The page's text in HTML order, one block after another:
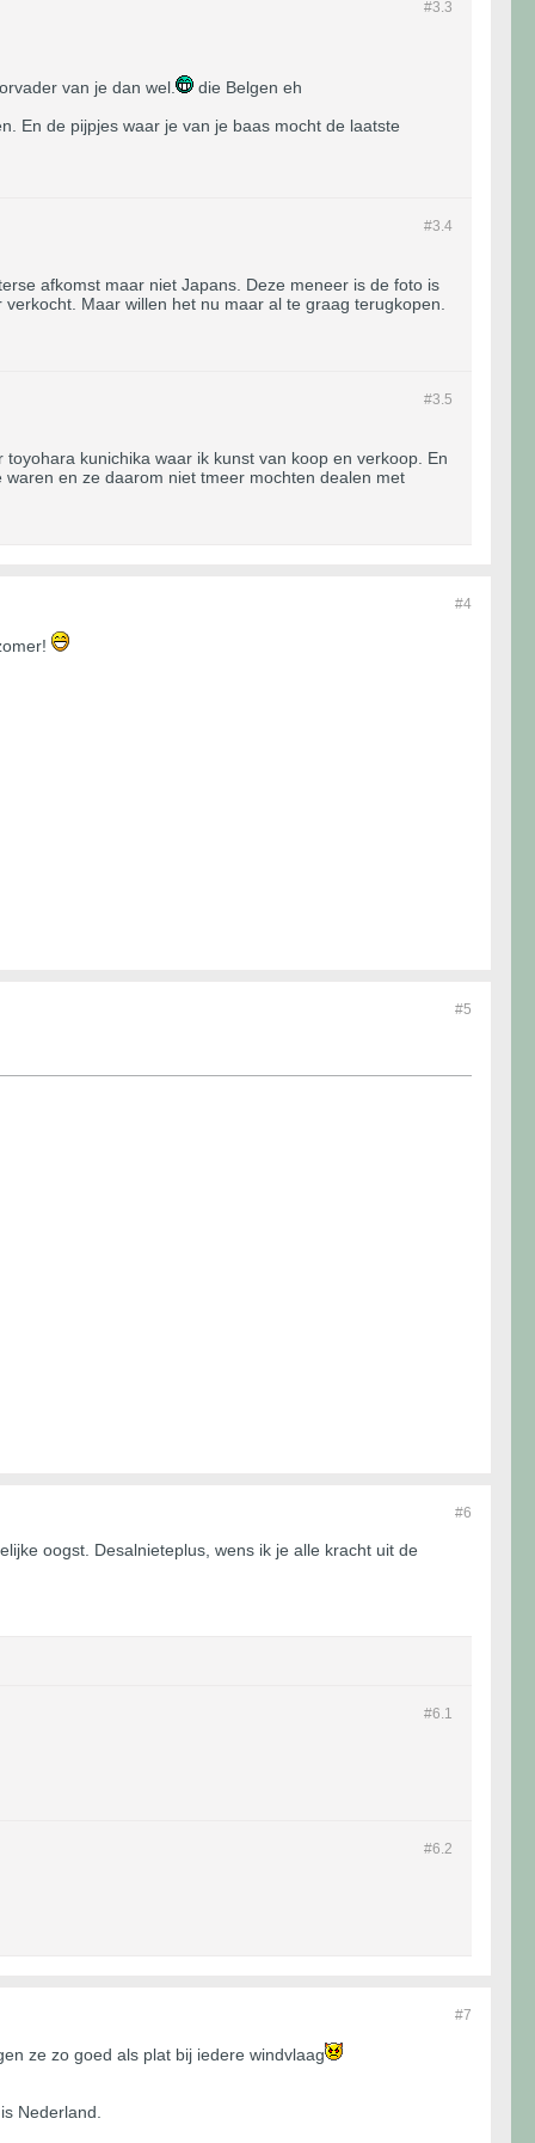
#3.3
van je dan wel.
die Belgen eh
En de pijpjes waar je van je baas mocht de laatste
#3.4
afkomst maar niet Japans. Deze meneer is de foto is
Maar willen het nu maar al te graag terugkopen.
#3.5
kunichika waar ik kunst van koop en verkoop. En
en ze daarom niet tmeer mochten dealen met
#4
#5
#6
oogst. Desalnieteplus, wens ik je alle kracht uit de
#6.1
#6.2
#7
ze zo goed als plat bij iedere windvlaag
Nederland.